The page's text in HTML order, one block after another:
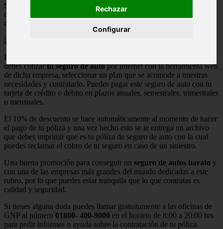
Rechazar
Configurar
Seguros GNP
tiene una promoción por tiempo limitado donde está
otorgando 10% de descuento en la contratación por internet de
cualquiera de sus planes de
Para hacer valido este descuento de Seguros GNP, simplemente
debes cotizartu seguro de autopor internet con la herramienta web
de dicha empresa, seleccionar un plan que se acomode a nuestras
necesidades y contratarlo. Puedes pagar este seguro de auto con tu
tarjeta de crédito o débito en plazos anuales, semestrales, trimestrales
o mensuales.
El 10% de descuento se hace automáticamente al momento de hacer
el pago de tu póliza y una vez hecho esto se te entrega un archivo
que debes imprimir que es tu póliza de seguro de auto con la cual
puedes reclamar el cobro de tu seguro en caso de un siniestro.
Una buena promoción para conseguir un seguro de autos barato y
con una de las empresas más grandes del mundo dedicadas a este
rubro, por lo que puedes estar tranquila que lo que contratas es
calidad y seguridad.
Si tienes alguna duda puedes llamar gratuitamente a las oficinas de
GNP al número 01800- 400-9000 en el horario de 8:00 a 20:00 hrs
para pedir informes o ayuda sobre la contratación de tu póliza.